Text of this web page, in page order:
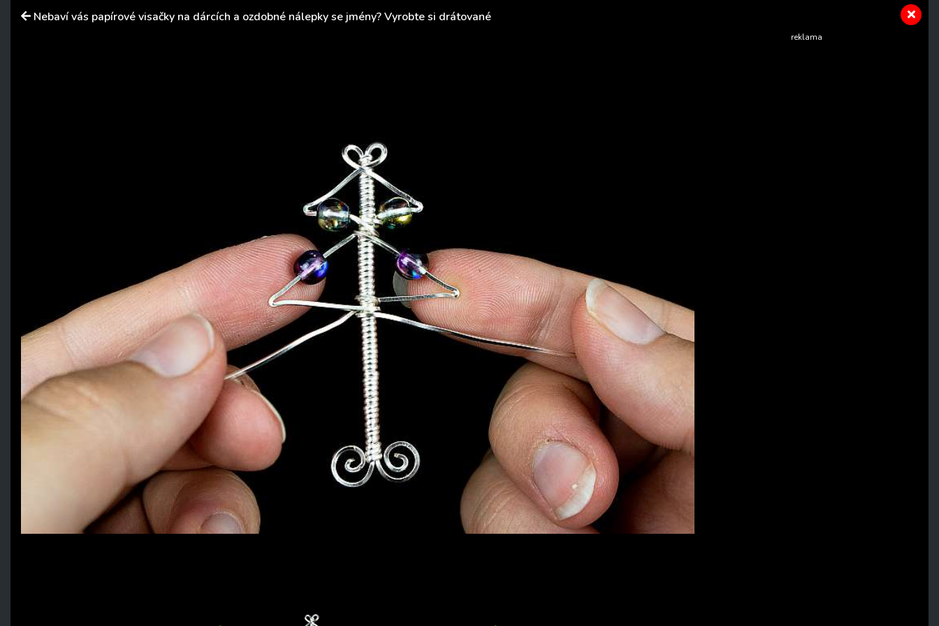
Nebaví vás papírové visačky na dárcích a ozdobné nálepky se jmény? Vyrobte si drátované
reklama